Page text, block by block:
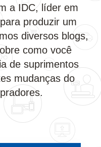
a IDC, líder em
produzir um
diversos blogs,
como você
de suprimentos
mudanças do